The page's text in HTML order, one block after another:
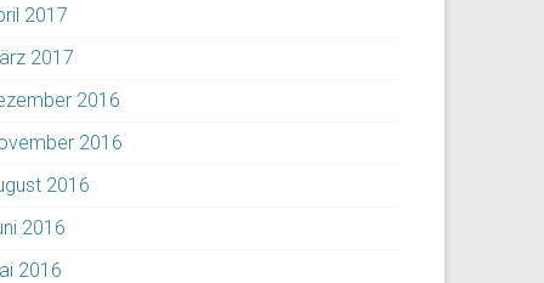
2017
2017
2016
2016
2016
2016
2016